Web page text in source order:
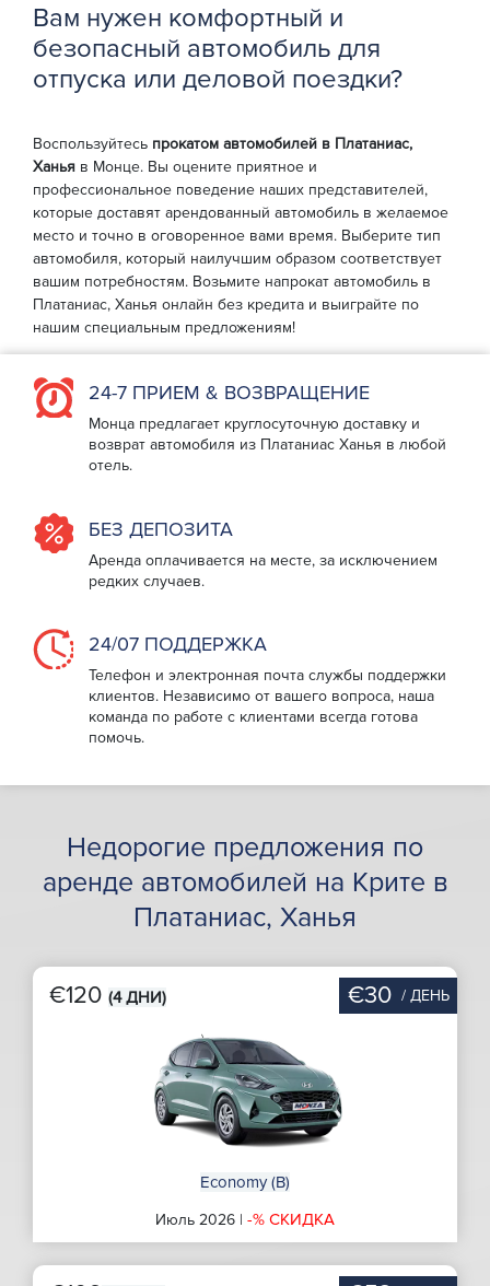
Вам нужен комфортный и
безопасный автомобиль для
отпуска или деловой поездки?
Воспользуйтесь прокатом автомобилей в Платаниас,
Ханья в Монце. Вы оцените приятное и
профессиональное поведение наших представителей,
которые доставят арендованный автомобиль в желаемое
место и точно в оговоренное вами время. Выберите тип
автомобиля, который наилучшим образом соответствует
вашим потребностям. Возьмите напрокат автомобиль в
Платаниас, Ханья онлайн без кредита и выиграйте по
нашим специальным предложениям!
24-7 ПРИЕМ & ВОЗВРАЩЕНИЕ
Монца предлагает круглосуточную доставку и
возврат автомобиля из Платаниас Ханья в любой
отель.
БЕЗ ДЕПОЗИТА
Аренда оплачивается на месте, за исключением
редких случаев.
24/07 ПОДДЕРЖКА
Телефон и электронная почта службы поддержки
клиентов. Независимо от вашего вопроса, наша
команда по работе с клиентами всегда готова
помочь.
Недорогие предложения по
аренде автомобилей на Крите в
Платаниас, Ханья
€120 (4 ДНИ) €30 / ДЕНЬ
Economy (B)
Июль 2026 | -% СКИДКА